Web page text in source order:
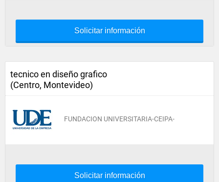
Solicitar información
tecnico en diseño grafico
(Centro, Montevideo)
FUNDACION UNIVERSITARIA-CEIPA-
Solicitar información